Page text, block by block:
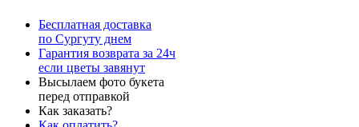
Бесплатная доставка
по Сургуту днем
Гарантия возврата за 24ч
если цветы завянут
Высылаем фото букета
перед отправкой
Как заказать?